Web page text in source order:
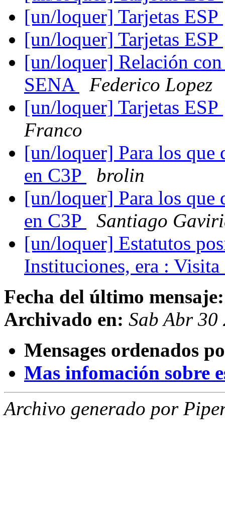
[un/loquer] Tarjetas ESP
[un/loquer] Tarjetas ESP
[un/loquer] Relación
SENA
Federico Lopez
[un/loquer] Tarjetas ESP
Franco
[un/loquer] Para los que
en C3P
brolin
[un/loquer] Para los que
en C3P
Santiago
[un/loquer] Estatutos
Instituciones, era :
Fecha del último mensaje:
Archivado en: Sab Abr
Mensages ordenados
Mas infomación sobre
Archivo generado por